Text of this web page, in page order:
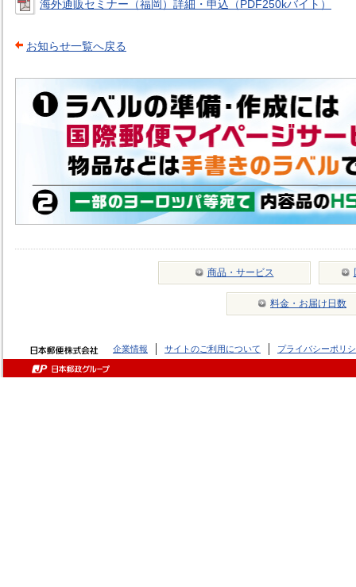
海外通販セミナー（福岡）詳細・申込（PDF250kバイト）
お知らせ一覧へ戻る
商品・サービス
料金・お届け日数
企業情報 サイトのご利用について プライバシーポリ